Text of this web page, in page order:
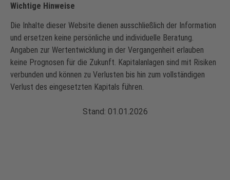
Wichtige Hinweise
Die Inhalte dieser Website dienen ausschließlich der Information
und ersetzen keine persönliche und individuelle Beratung.
Angaben zur Wertentwicklung in der Vergangenheit erlauben
keine Prognosen für die Zukunft. Kapitalanlagen sind mit Risiken
verbunden und können zu Verlusten bis hin zum vollständigen
Verlust des eingesetzten Kapitals führen.
Stand: 01.01.2026